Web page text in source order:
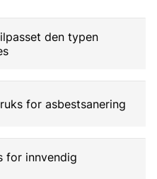
den typen
for asbestsanering
for innvendig